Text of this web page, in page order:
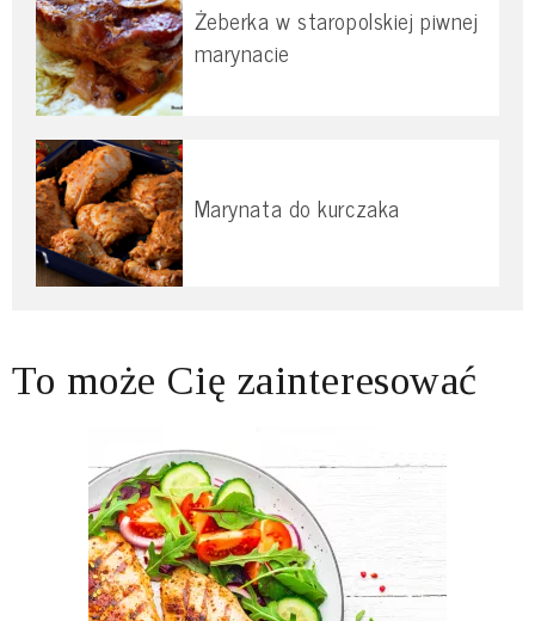
Żeberka w staropolskiej piwnej
marynacie
Marynata do kurczaka
To może Cię zainteresować